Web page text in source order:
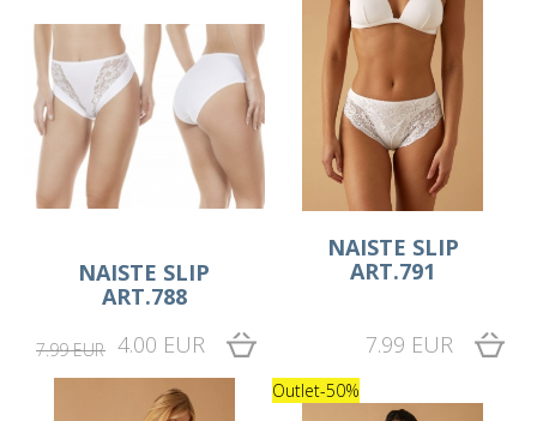
NAISTE SLIP
ART.788
7.99 EUR 4.00 EUR
NAISTE SLIP
ART.791
7.99 EUR
Outlet-50%